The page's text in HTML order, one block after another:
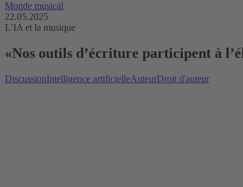
Monde musical
22.05.2025
L’IA et la musique
«Nos outils d’écriture participent à
DiscussionIntelligence artificielleAuteurDroit d'auteur